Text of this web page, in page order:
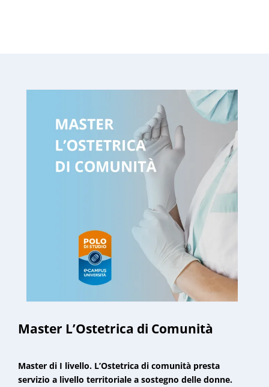
Master L’Ostetrica di Comunità
Master di I livello. L’Ostetrica di comunità presta
servizio a livello territoriale a sostegno delle donne.